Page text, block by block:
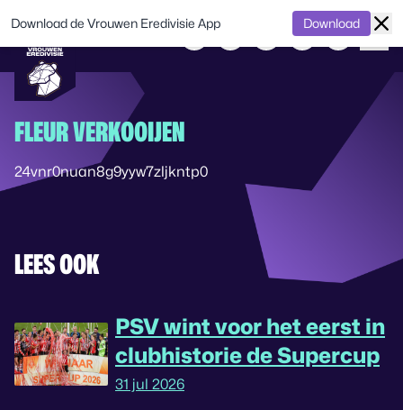
FLEUR VERKOOIJEN
24vnr0nuan8g9yyw7zljkntp0
LEES OOK
PSV wint voor het eerst in
clubhistorie de Supercup
31 jul 2026
Download de Vrouwen Eredivisie App Download